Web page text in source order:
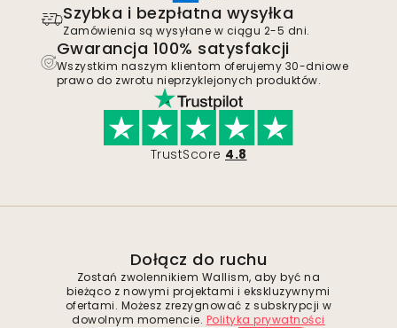
Szybka i bezpłatna wysyłka
Zamówienia są wysyłane w ciągu 2-5 dni.
Gwarancja 100% satysfakcji
Wszystkim naszym klientom oferujemy 30-dniowe
prawo do zwrotu nieprzyklejonych produktów.
TrustScore 4.8
Dołącz do ruchu
Zostań zwolennikiem Wallism, aby być na
bieżąco z nowymi projektami i ekskluzywnymi
ofertami. Możesz zrezygnować z subskrypcji w
dowolnym momencie. Polityka prywatności